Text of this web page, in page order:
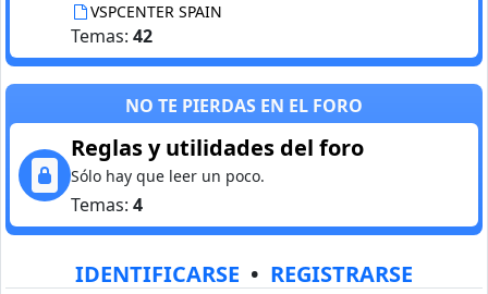
VSPCENTER SPAIN
Temas: 42
NO TE PIERDAS EN EL FORO
Reglas y utilidades del foro
Sólo hay que leer un poco.
Temas: 4
IDENTIFICARSE • REGISTRARSE